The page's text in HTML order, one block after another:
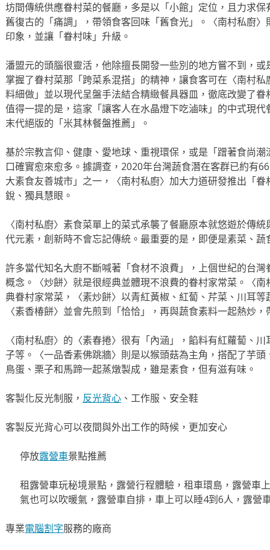
坊間傳統供應眷村菜的餐廳，多是以「小館」定位，且力求
舊復古的「痛調」，帶領食客回味「舊食光」。〈南村私廚
印象，並讓「眷村味」升級。
潘盟元的頭腦很靈活，他除擅長開發一些別的地方嘗不到，
掌握了眷村菜那「跨菜系混搭」的精神，讓食客可在〈南村
料細做」並以現代呈盤手法結合精緻餐具器皿，徹底改變了
值得一提的是，這家「讓客人在水晶燈下吃滷味」的中式現
末代絕版的「米其林餐盤推薦」。
基於宗教言仰、健康、愛地球、重視環保，或是「蹭著食尚
口確實愈來愈多。據調查，2020年台灣蔬食潛在客群已約有
大素食友善城市」之一，〈南村私廚〉加大力道研發推出「
銳、獨具慧眼。
〈南村私廚〉素食菜單上的菜式承襲了餐廳原本就悠遊於傳
代元素，創新時不會忘記傳統。最重要的是，即便是素菜、
許多當代知名大廚不斷喊著「食材不浪費」，上個世紀的台
概念。〈炒餅〉就是很經典並體現不浪費的眷村家常菜。〈
典眷村家常菜，〈素炒餅〉以青紅黃椒、紅蔔、芹菜、川耳
〈素香椿餅〉並會先煎到「恰恰」，再與蔬食素料一起熱炒
〈南村私廚〉的〈素春捲〉很有「內涵」，餡料有紅蘿蔔、
子等。〈一品香素佛跳牆〉則是以猴頭菇為主角，搭配了芋
鳥蛋、栗子和馬蹄一起蒸燉製成，雖是素食，但有滋有味。
客製化反光制服， 反光背心、工作服、安全鞋
客製反光背心可以夜間與外出工作的時候，更加安心
停放露營車景點推薦
租露營車玩秘境景點，露營行程體驗，租車環島，露營車
氣也可以吹暖氣，露營車自排，車上可以睡4到6人，露營
專業電腦割字服務的廠商